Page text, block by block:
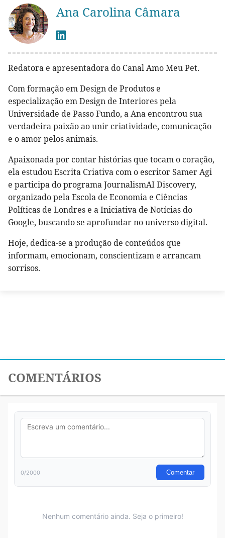
Ana Carolina Câmara
Redatora e apresentadora do Canal Amo Meu Pet.
Com formação em Design de Produtos e
especialização em Design de Interiores pela
Universidade de Passo Fundo, a Ana encontrou sua
verdadeira paixão ao unir criatividade, comunicação
e o amor pelos animais.
Apaixonada por contar histórias que tocam o coração,
ela estudou Escrita Criativa com o escritor Samer Agi
e participa do programa JournalismAI Discovery,
organizado pela Escola de Economia e Ciências
Políticas de Londres e a Iniciativa de Notícias do
Google, buscando se aprofundar no universo digital.
Hoje, dedica-se a produção de conteúdos que
informam, emocionam, conscientizam e arrancam
sorrisos.
COMENTÁRIOS